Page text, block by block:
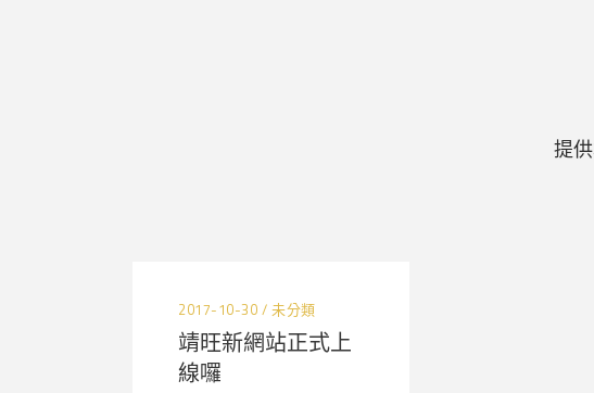
提
2017-10-30 未分類
靖旺新網站正式上
線囉